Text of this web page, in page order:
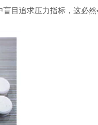
目追求压力指标，这必